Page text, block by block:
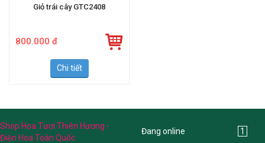
Giỏ trái cây GTC2408
800.000 đ
Chi tiết
Shop Hoa Tươi Thiên Hương -
Điện Hoa Toàn Quốc
Đang online 1